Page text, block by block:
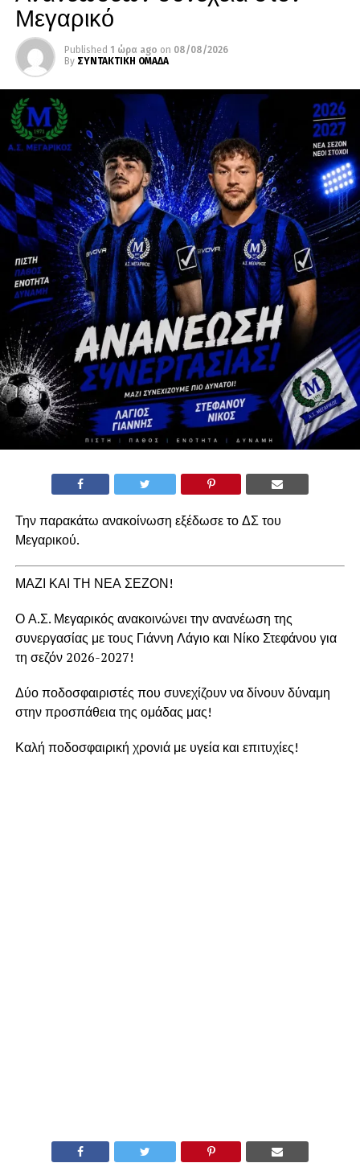
Μεγαρικό
Published 1 ώρα ago on 08/08/2026
By ΣΥΝΤΑΚΤΙΚΗ ΟΜΑΔΑ
Την παρακάτω ανακοίνωση εξέδωσε το ΔΣ του
Μεγαρικού.
ΜΑΖΙ ΚΑΙ ΤΗ ΝΕΑ ΣΕΖΟΝ!
Ο Α.Σ. Μεγαρικός ανακοινώνει την ανανέωση της
συνεργασίας με τους Γιάννη Λάγιο και Νίκο Στεφάνου για
τη σεζόν 2026-2027!
Δύο ποδοσφαιριστές που συνεχίζουν να δίνουν δύναμη
στην προσπάθεια της ομάδας μας!
Καλή ποδοσφαιρική χρονιά με υγεία και επιτυχίες!